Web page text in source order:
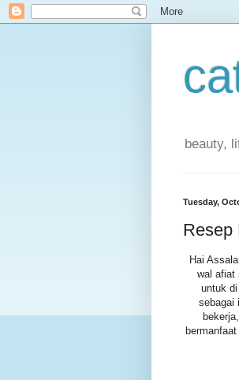
beauty,
Tuesday,
Resep
Hai
wal afiat
untuk
sebagai